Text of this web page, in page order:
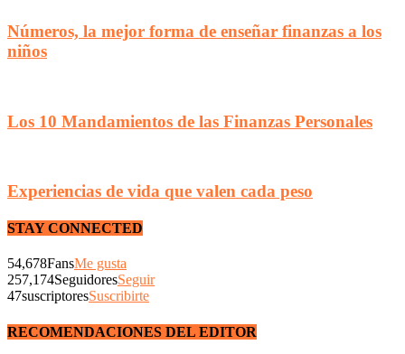
Números, la mejor forma de enseñar finanzas a los
niños
Los 10 Mandamientos de las Finanzas Personales
Experiencias de vida que valen cada peso
STAY CONNECTED
54,678FansMe gusta
257,174SeguidoresSeguir
47suscriptoresSuscribirte
RECOMENDACIONES DEL EDITOR